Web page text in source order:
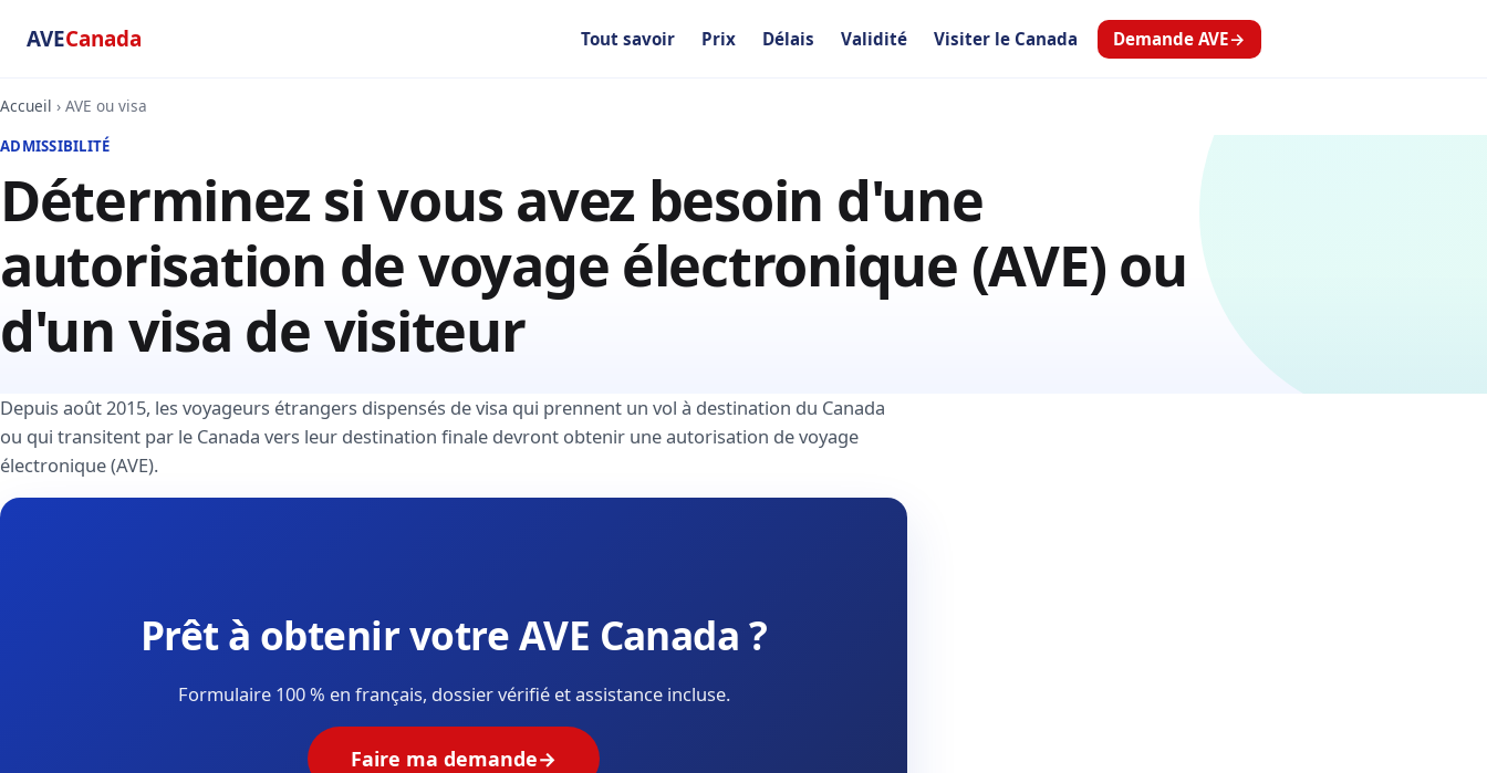
AVECanada Tout savoir Prix Délais Validité Visiter le Canada Demande AVE→
Accueil › AVE ou visa
ADMISSIBILITÉ
Déterminez si vous avez besoin d'une
autorisation de voyage électronique (AVE) ou
d'un visa de visiteur
Depuis août 2015, les voyageurs étrangers dispensés de visa qui prennent un vol à destination du Canada
ou qui transitent par le Canada vers leur destination finale devront obtenir une autorisation de voyage
électronique (AVE).
Prêt à obtenir votre AVE Canada ?
Formulaire 100 % en français, dossier vérifié et assistance incluse.
Faire ma demande→